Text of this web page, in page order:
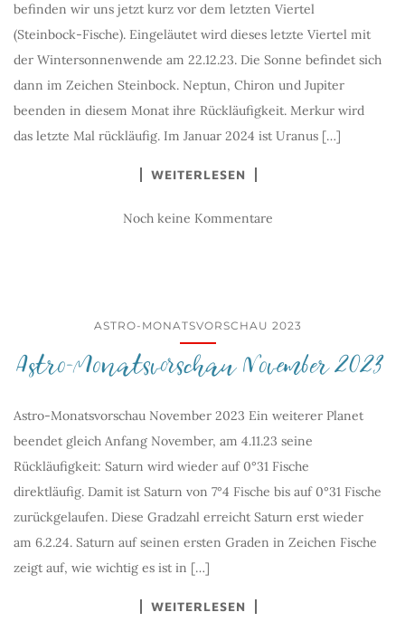
befinden wir uns jetzt kurz vor dem letzten Viertel
(Steinbock-Fische). Eingeläutet wird dieses letzte Viertel mit
der Wintersonnenwende am 22.12.23. Die Sonne befindet sich
dann im Zeichen Steinbock. Neptun, Chiron und Jupiter
beenden in diesem Monat ihre Rückläufigkeit. Merkur wird
das letzte Mal rückläufig. Im Januar 2024 ist Uranus […]
WEITERLESEN
Noch keine Kommentare
ASTRO-MONATSVORSCHAU 2023
Astro-Monatsvorschau November 2023
Astro-Monatsvorschau November 2023 Ein weiterer Planet
beendet gleich Anfang November, am 4.11.23 seine
Rückläufigkeit: Saturn wird wieder auf 0°31 Fische
direktläufig. Damit ist Saturn von 7°4 Fische bis auf 0°31 Fische
zurückgelaufen. Diese Gradzahl erreicht Saturn erst wieder
am 6.2.24. Saturn auf seinen ersten Graden in Zeichen Fische
zeigt auf, wie wichtig es ist in […]
WEITERLESEN